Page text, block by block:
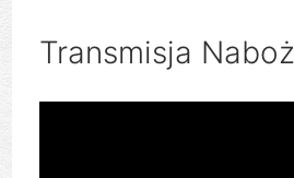
Transmisja